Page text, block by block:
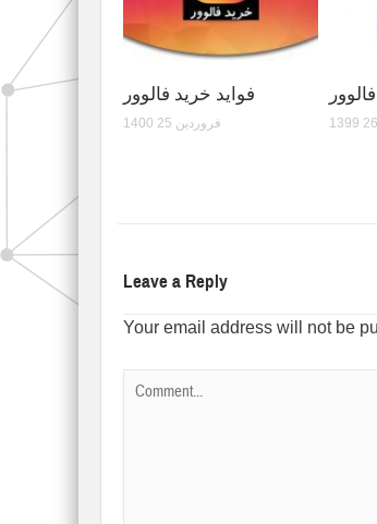
فواید خرید فالوور
1400 فروردین 25
Leave a Reply
Your email address will not be